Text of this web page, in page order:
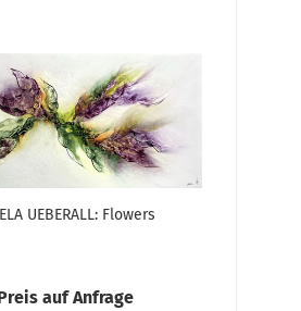
UEBERALL: Flowers
auf Anfrage